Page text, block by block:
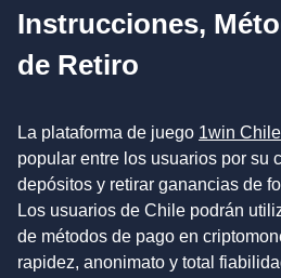
Más Juegos
Instrucciones,
de Retiro
La plataforma de juego 1win Chile
popular entre los usuarios por su
depósitos y retirar ganancias de
Los usuarios de Chile podrán
de métodos de pago en
rapidez, anonimato y total